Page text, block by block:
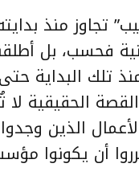
تجاوز منذ
فحسب، بل
تلك البداية
الحقيقية لا
الذين
أن يكونوا